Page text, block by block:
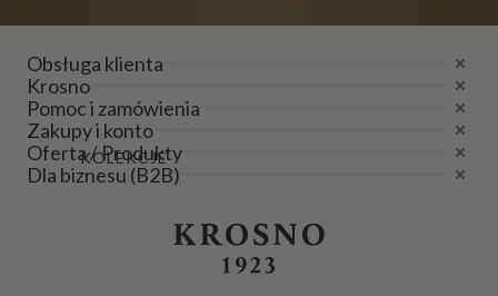
KOLEKCJE
Obsługa klienta
Krosno
Pomoc i zamówienia
Zakupy i konto
Oferta / Produkty
Dla biznesu (B2B)